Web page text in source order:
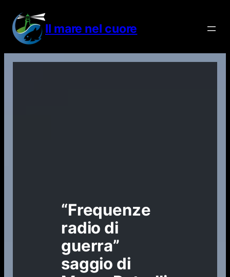
contenuto
Il mare nel cuore
“Frequenze
radio di
guerra”
saggio di